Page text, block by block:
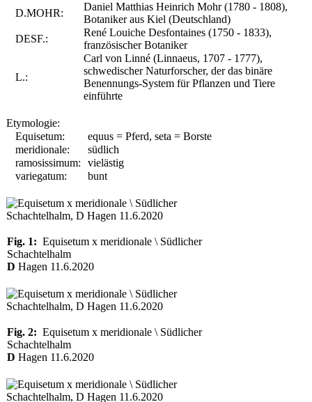
D.MOHR:
Daniel Matthias Heinrich Mohr (1780 - 1808),
Botaniker aus Kiel (Deutschland)
DESF.:
René Louiche Desfontaines (1750 - 1833),
französischer Botaniker
L.:
Carl von Linné (Linnaeus, 1707 - 1777),
schwedischer Naturforscher, der das binäre
Benennungs-System für Pflanzen und Tiere
einführte
Etymologie:
Equisetum:
equus = Pferd, seta = Borste
meridionale:
südlich
ramosissimum:
vielästig
variegatum:
bunt
Fig. 1: Equisetum x meridionale \ Südlicher
Schachtelhalm
D Hagen 11.6.2020
Fig. 2: Equisetum x meridionale \ Südlicher
Schachtelhalm
D Hagen 11.6.2020